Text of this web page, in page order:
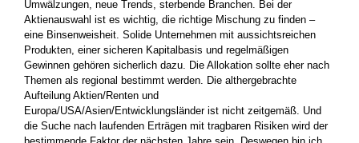
Umwälzungen, neue Trends, sterbende Branchen. Bei der
Aktienauswahl ist es wichtig, die richtige Mischung zu finden –
eine Binsenweisheit. Solide Unternehmen mit aussichtsreichen
Produkten, einer sicheren Kapitalbasis und regelmäßigen
Gewinnen gehören sicherlich dazu. Die Allokation sollte eher nach
Themen als regional ­bestimmt werden. Die althergebrachte
Aufteilung Aktien/Renten und
Europa/USA/Asien/Entwicklungsländer ist nicht zeitgemäß. Und
die Suche nach laufenden Erträgen mit tragbaren Risiken wird der